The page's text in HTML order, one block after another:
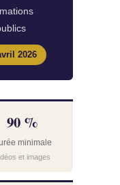
2026
90 %
minimale
et images